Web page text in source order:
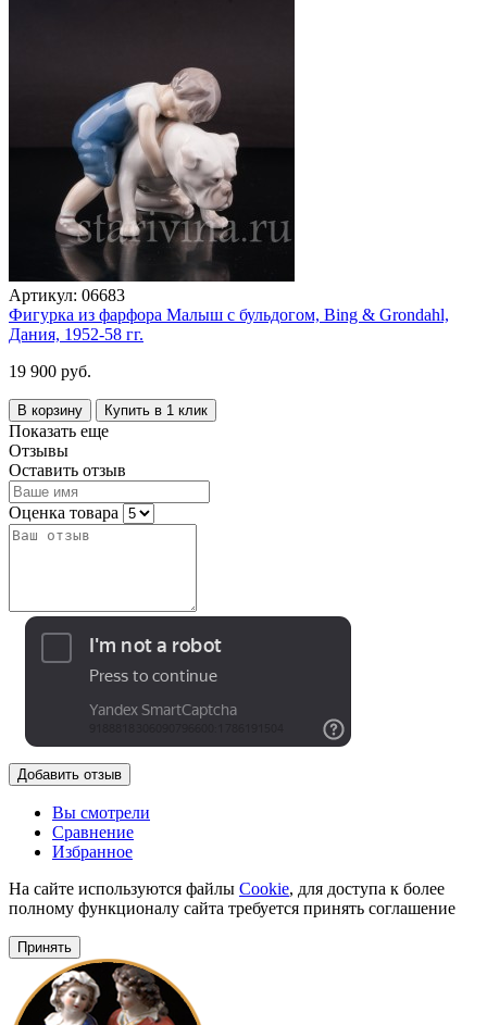
Артикул: 06683
Фигурка из фарфора Малыш с бульдогом, Bing & Grondahl,
Дания, 1952-58 гг.
19 900 руб.
В корзину Купить в 1 клик
Показать еще
Отзывы
Оставить отзыв
Оценка товара
Добавить отзыв
Вы смотрели
Сравнение
Избранное
На сайте используются файлы Cookie, для доступа к более
полному функционалу сайта требуется принять соглашение
Принять